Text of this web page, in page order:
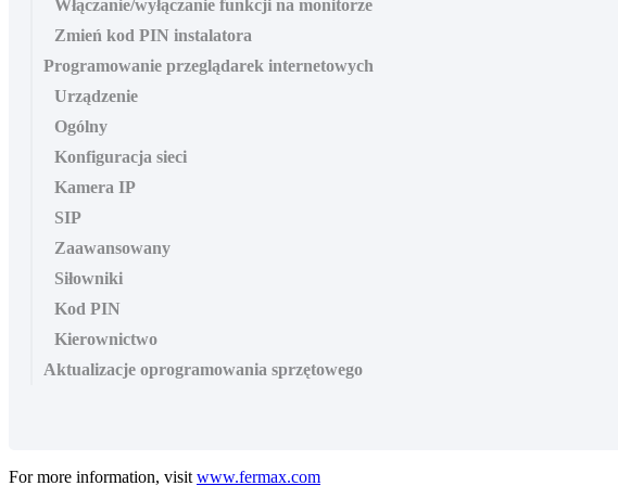
Włączanie/wyłączanie funkcji na monitorze
Zmień kod PIN instalatora
Programowanie przeglądarek internetowych
Urządzenie
Ogólny
Konfiguracja sieci
Kamera IP
SIP
Zaawansowany
Siłowniki
Kod PIN
Kierownictwo
Aktualizacje oprogramowania sprzętowego
For more information, visit www.fermax.com